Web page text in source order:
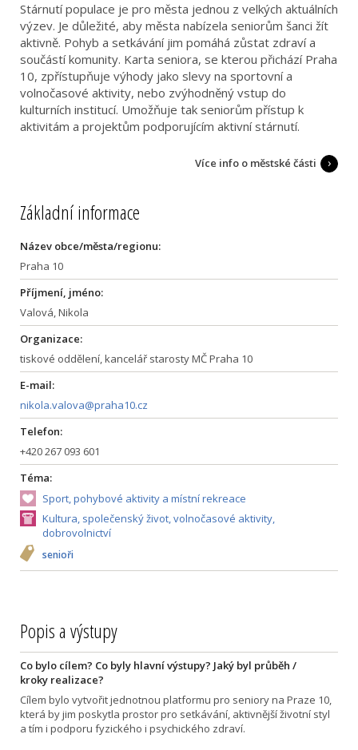
Stárnutí populace je pro města jednou z velkých aktuálních
výzev. Je důležité, aby města nabízela seniorům šanci žít
aktivně. Pohyb a setkávání jim pomáhá zůstat zdraví a
součástí komunity. Karta seniora, se kterou přichází Praha
10, zpřístupňuje výhody jako slevy na sportovní a
volnočasové aktivity, nebo zvýhodněný vstup do
kulturních institucí. Umožňuje tak seniorům přístup k
aktivitám a projektům podporujícím aktivní stárnutí.
Více info o městské části
Základní informace
Název obce/města/regionu:
Praha 10
Příjmení, jméno:
Valová, Nikola
Organizace:
tiskové oddělení, kancelář starosty MČ Praha 10
E-mail:
nikola.valova@praha10.cz
Telefon:
+420 267 093 601
Téma:
Sport, pohybové aktivity a místní rekreace
Kultura, společenský život, volnočasové aktivity,
dobrovolnictví
senioři
Popis a výstupy
Co bylo cílem? Co byly hlavní výstupy? Jaký byl průběh /
kroky realizace?
Cílem bylo vytvořit jednotnou platformu pro seniory na Praze 10,
která by jim poskytla prostor pro setkávání, aktivnější životní styl
a tím i podporu fyzického i psychického zdraví.